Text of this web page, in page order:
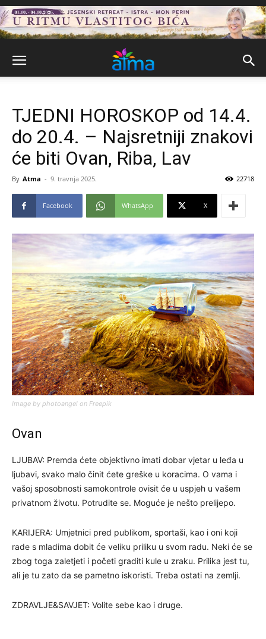
TJEDNI HOROSKOP od 14.4.
do 20.4. – Najsretniji znakovi
će biti Ovan, Riba, Lav
By Atma - 9. travnja 2025. 22718
Facebook WhatsApp X
Image by photoangel on Freepik
Ovan
LJUBAV: Premda ćete objektivno imati dobar vjetar u leđa u
ljubavi, svako malo činit ćete greške u koracima. O vama i
vašoj sposobnosti samokontrole ovisit će u uspjeh u vašem
privatnom životu. Potrudite se. Moguće je nešto prelijepo.
KARIJERA: Umjetnici pred publikom, sportaši, kao i oni koji
rade s mladima dobit će veliku priliku u svom radu. Neki će se
zbog toga zaletjeti i početi graditi kule u zraku. Prilika jest tu,
ali je tu zato da se pametno iskoristi. Treba ostati na zemlji.
ZDRAVLJE&SAVJET: Volite sebe kao i druge.